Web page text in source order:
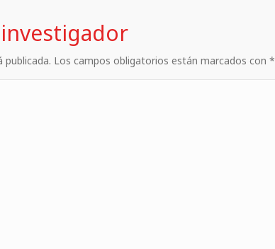
Los campos obligatorios están marcados con *